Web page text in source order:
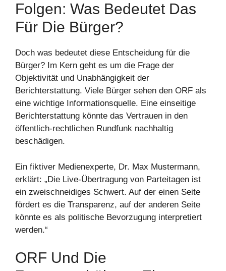
Folgen: Was Bedeutet Das
Für Die Bürger?
Doch was bedeutet diese Entscheidung für die
Bürger? Im Kern geht es um die Frage der
Objektivität und Unabhängigkeit der
Berichterstattung. Viele Bürger sehen den ORF als
eine wichtige Informationsquelle. Eine einseitige
Berichterstattung könnte das Vertrauen in den
öffentlich-rechtlichen Rundfunk nachhaltig
beschädigen.
Ein fiktiver Medienexperte, Dr. Max Mustermann,
erklärt: „Die Live-Übertragung von Parteitagen ist
ein zweischneidiges Schwert. Auf der einen Seite
fördert es die Transparenz, auf der anderen Seite
könnte es als politische Bevorzugung interpretiert
werden.“
ORF Und Die